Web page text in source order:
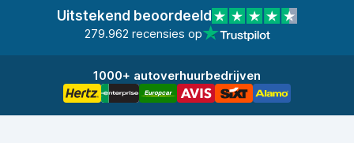
Uitstekend beoordeeld
279.962 recensies op
1000+ autoverhuurbedrijven